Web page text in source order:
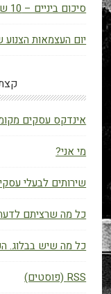
סיכום ביניים – 10 שנים לבלוג
יום העצמאות הצנוע
אינדקס עסקים
מי אני?
שירותים לבעלי
כל מה שרציתם
כל מה שיש בבלוג.
RSS (פוסטים)